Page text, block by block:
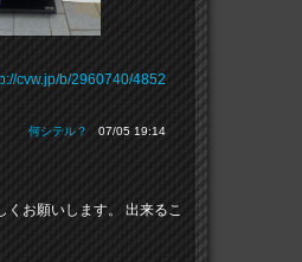
cvw.jp/b/2960740/4852
何シテル？ 07/05 19:14
くお願いします。 出来るこ